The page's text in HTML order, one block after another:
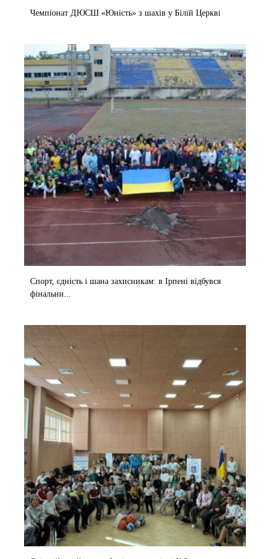
Чемпіонат ДЮСШ «Юність» з шахів у Білій Церкві
Спорт, єдність і шана захисникам: в Ірпені відбувся
фінальни...